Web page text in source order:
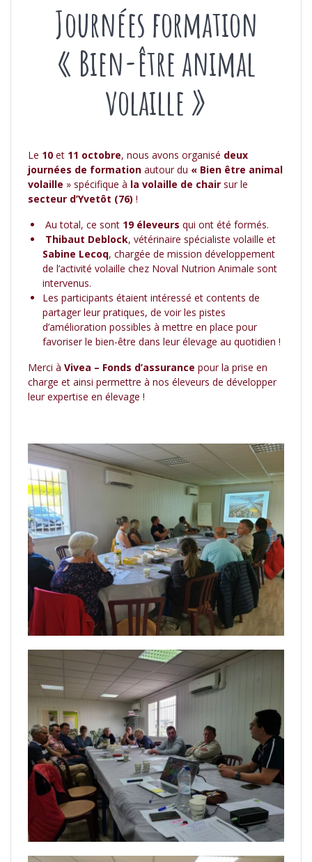
Journées formation
« Bien-être animal
volaille »
Le 10 et 11 octobre, nous avons organisé deux
journées de formation autour du « Bien être animal
volaille » spécifique à la volaille de chair sur le
secteur d’Yvetôt (76) !
Au total, ce sont 19 éleveurs qui ont été formés.
Thibaut Deblock, vétérinaire spécialiste volaille et
Sabine Lecoq, chargée de mission développement
de l’activité volaille chez Noval Nutrion Animale sont
intervenus.
Les participants étaient intéressé et contents de
partager leur pratiques, de voir les pistes
d’amélioration possibles à mettre en place pour
favoriser le bien-être dans leur élevage au quotidien !
Merci à Vivea – Fonds d’assurance pour la prise en
charge et ainsi permettre à nos éleveurs de développer
leur expertise en élevage !